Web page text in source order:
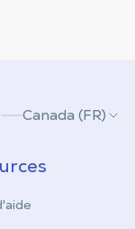
Canada (FR)